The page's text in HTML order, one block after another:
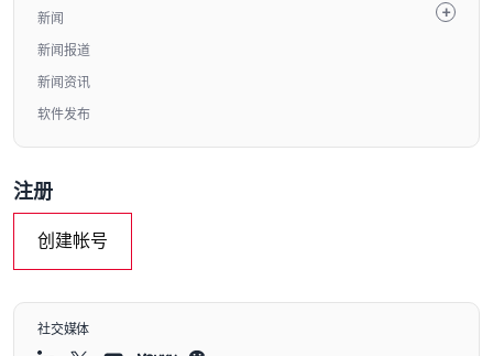
新闻
新闻报道
新闻资讯
软件发布
注册
创建帐号
社交媒体